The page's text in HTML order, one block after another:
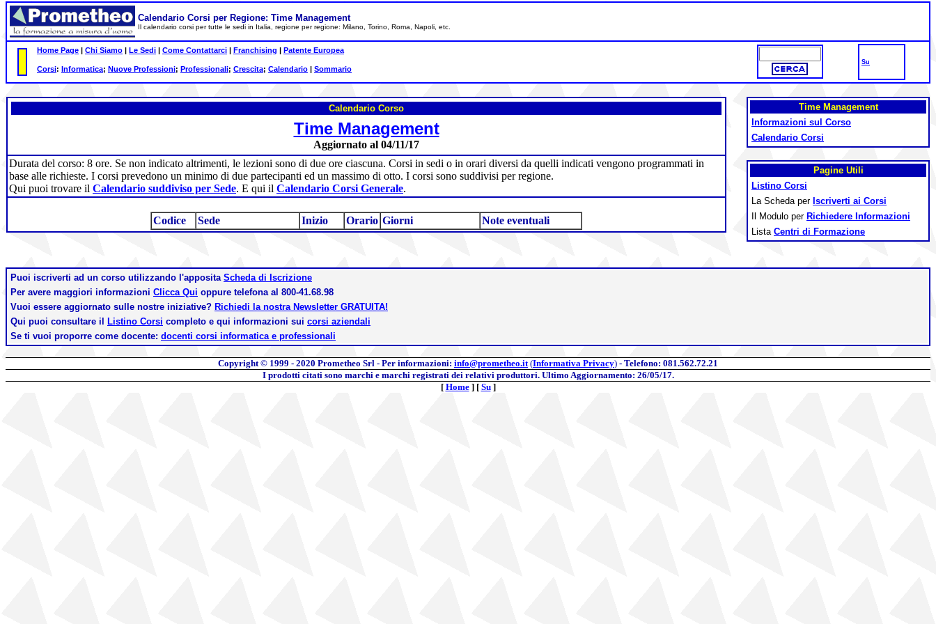
Calendario Corsi per Regione: Time Management
Il calendario corsi per tutte le sedi in Italia, regione per regione: Milano, Torino, Roma, Napoli, etc.
Home Page | Chi Siamo | Le Sedi | Come Contattarci | Franchising | Patente Europea
Su
Corsi: Informatica; Nuove Professioni; Professionali; Crescita; Calendario | Sommario
Calendario Corso
Time Management
Aggiornato al 04/11/17
Durata del corso: 8 ore. Se non indicato altrimenti, le lezioni sono di due ore ciascuna. Corsi in sedi o in orari diversi da quelli indicati vengono programmati in
base alle richieste. I corsi prevedono un minimo di due partecipanti ed un massimo di otto. I corsi sono suddivisi per regione.
Qui puoi trovare il Calendario suddiviso per Sede. E qui il Calendario Corsi Generale.
Codice Sede Inizio Orario Giorni Note eventuali
Time Management
Informazioni sul Corso
Calendario Corsi
Pagine Utili
Listino Corsi
La Scheda per Iscriverti ai Corsi
Il Modulo per Richiedere Informazioni
Lista Centri di Formazione
Puoi iscriverti ad un corso utilizzando l'apposita Scheda di Iscrizione
Per avere maggiori informazioni Clicca Qui oppure telefona al 800-41.68.98
Vuoi essere aggiornato sulle nostre iniziative? Richiedi la nostra Newsletter GRATUITA!
Qui puoi consultare il
Listino Corsi completo e qui informazioni sui corsi aziendali
Se ti vuoi proporre come docente: docenti corsi informatica e professionali
Copyright © 1999 - 2020 Prometheo Srl - Per informazioni: info@prometheo.it (Informativa Privacy) - Telefono: 081.562.72.21
I prodotti citati sono marchi e marchi registrati dei relativi produttori. Ultimo Aggiornamento: 26/05/17.
[ Home] [ Su]